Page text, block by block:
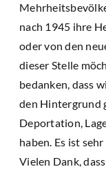
nach 1945 ihre
oder von den
dieser Stelle
bedanken, dass
den Hintergrund
Deportation,
haben. Es ist
Vielen Dank,